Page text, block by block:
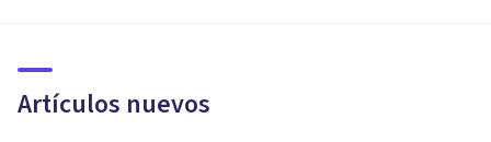
Artículos nuevos